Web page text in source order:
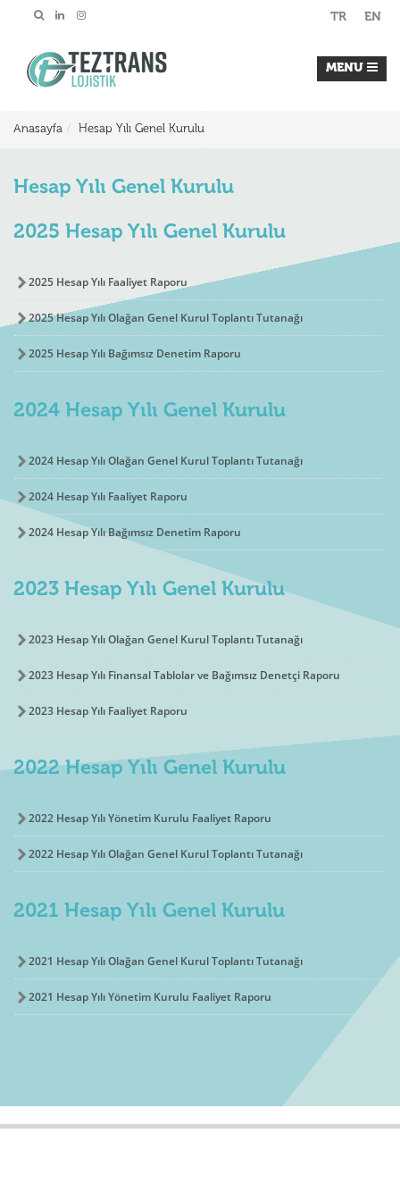
TR EN
MENU
Hesap Yılı Genel Kurulu
Anasayfa
Hesap Yılı Genel Kurulu
2025 Hesap Yılı Genel Kurulu
2025 Hesap Yılı Faaliyet Raporu
2025 Hesap Yılı Olağan Genel Kurul Toplantı Tutanağı
2025 Hesap Yılı Bağımsız Denetim Raporu
2024 Hesap Yılı Genel Kurulu
2024 Hesap Yılı Olağan Genel Kurul Toplantı Tutanağı
2024 Hesap Yılı Faaliyet Raporu
2024 Hesap Yılı Bağımsız Denetim Raporu
2023 Hesap Yılı Genel Kurulu
2023 Hesap Yılı Olağan Genel Kurul Toplantı Tutanağı
2023 Hesap Yılı Finansal Tablolar ve Bağımsız Denetçi Raporu
2023 Hesap Yılı Faaliyet Raporu
2022 Hesap Yılı Genel Kurulu
2022 Hesap Yılı Yönetim Kurulu Faaliyet Raporu
2022 Hesap Yılı Olağan Genel Kurul Toplantı Tutanağı
2021 Hesap Yılı Genel Kurulu
2021 Hesap Yılı Olağan Genel Kurul Toplantı Tutanağı
2021 Hesap Yılı Yönetim Kurulu Faaliyet Raporu